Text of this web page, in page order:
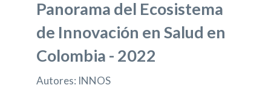
Panorama del Ecosistema
de Innovación en Salud en
Colombia - 2022
Autores: INNOS